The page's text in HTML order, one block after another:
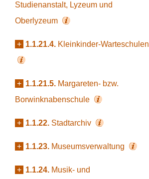
Studienanstalt, Lyzeum und
Oberlyzeum
+ 1.1.21.4. Kleinkinder-Warteschulen
+ 1.1.21.5. Margareten- bzw.
Borwinknabenschule
+ 1.1.22. Stadtarchiv
+ 1.1.23. Museumsverwaltung
+ 1.1.24. Musik- und